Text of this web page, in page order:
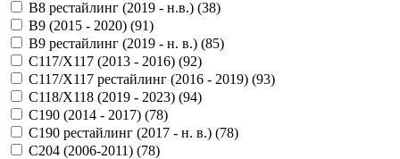
B8 рестайлинг (2019 - н.в.) (38)
B9 (2015 - 2020) (91)
B9 рестайлинг (2019 - н. в.) (85)
C117/X117 (2013 - 2016) (92)
C117/X117 рестайлинг (2016 - 2019) (93)
C118/X118 (2019 - 2023) (94)
C190 (2014 - 2017) (78)
C190 рестайлинг (2017 - н. в.) (78)
C204 (2006-2011) (78)